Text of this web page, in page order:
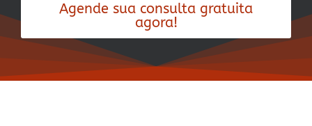
Agende sua consulta gratuita
agora!